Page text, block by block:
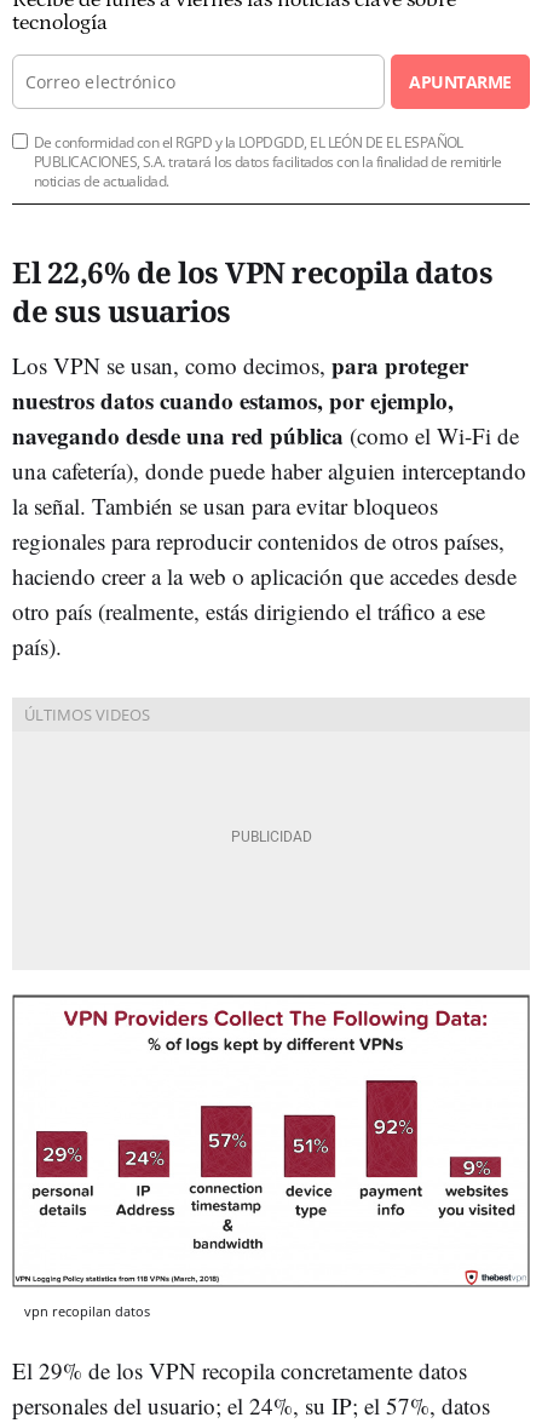
tecnología
APUNTARME
De conformidad con el RGPD y la LOPDGDD, EL LEÓN DE EL ESPAÑOL
PUBLICACIONES, S.A. tratará los datos facilitados con la finalidad de remitirle
noticias de actualidad.
El 22,6% de los VPN recopila datos
de sus usuarios
Los VPN se usan, como decimos, para proteger
nuestros datos cuando estamos, por ejemplo,
navegando desde una red pública (como el Wi-Fi de
una cafetería), donde puede haber alguien interceptando
la señal. También se usan para evitar bloqueos
regionales para reproducir contenidos de otros países,
haciendo creer a la web o aplicación que accedes desde
otro país (realmente, estás dirigiendo el tráfico a ese
país).
vpn recopilan datos
El 29% de los VPN recopila concretamente datos
personales del usuario; el 24%, su IP; el 57%, datos